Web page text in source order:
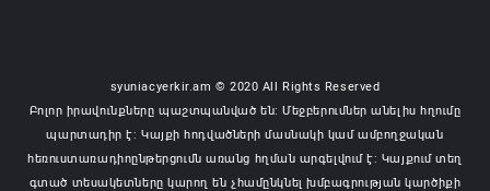
syuniacyerkir.am © 2020 All Rights Reserved
Բոլոր իրավունքները պաշտպանված են: Մեջբերումներ անելիս հղումը
պարտադիր է: Կայքի հոդվածների մասնակի կամ ամբողջական
հեռուստառադիոընթերցումն առանց հղման արգելվում է: Կայքում տեղ
գտած տեսակետները կարող են չհամընկնել խմբագրության կարծիքի